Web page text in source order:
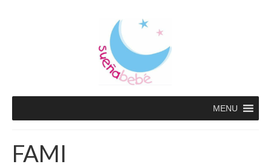
MENU
FAMI